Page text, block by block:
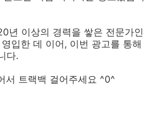
년 이상의 경력을 쌓은 전문가인
입한 데 이어, 이번 광고를 통해
다.
서 트랙백 걸어주세요 ^0^